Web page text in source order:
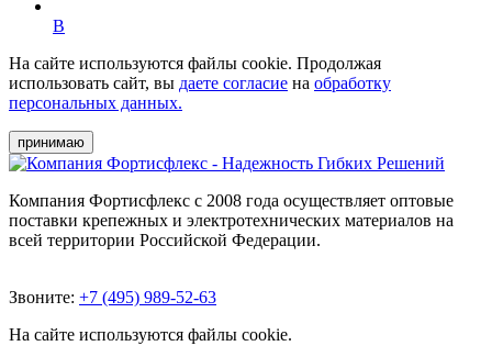
В
На сайте используются файлы cookie. Продолжая
использовать сайт, вы даете согласие на обработку
персональных данных.
принимаю
Компания Фортисфлекс с 2008 года осуществляет оптовые
поставки крепежных и электротехнических материалов на
всей территории Российской Федерации.
Звоните: +7 (495) 989-52-63
На сайте используются файлы cookie.